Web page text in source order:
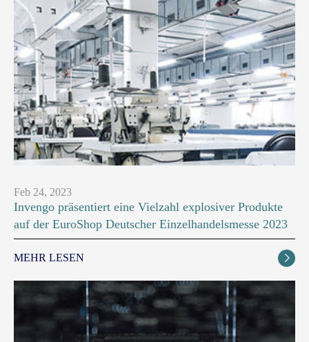
Feb 24, 2023
Invengo präsentiert eine Vielzahl explosiver Produkte
auf der EuroShop Deutscher Einzelhandelsmesse 2023
MEHR LESEN 